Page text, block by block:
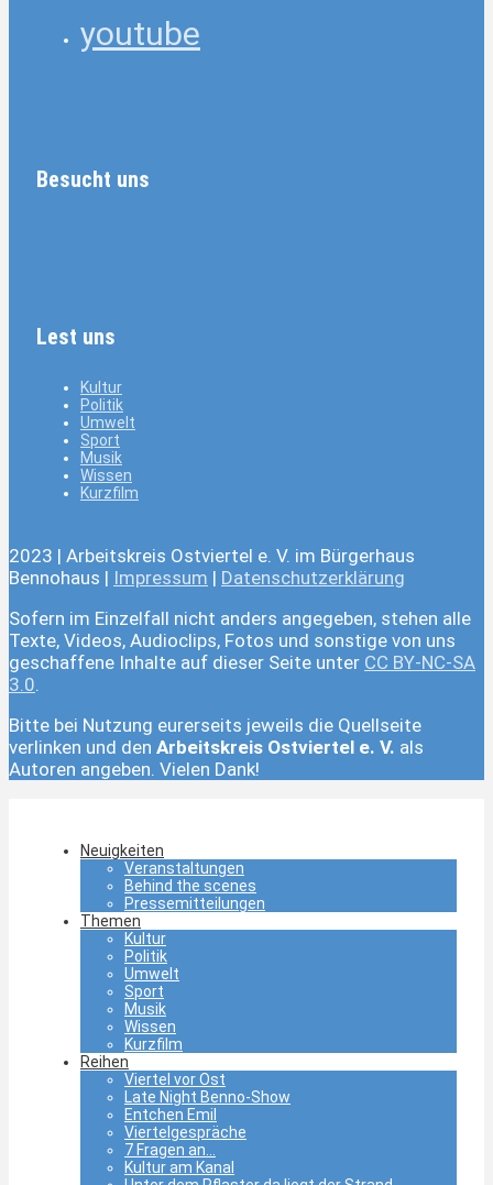
youtube
Besucht uns
Lest uns
Kultur
Politik
Umwelt
Sport
Musik
Wissen
Kurzfilm
2023 | Arbeitskreis Ostviertel e. V. im Bürgerhaus
Bennohaus | Impressum | Datenschutzerklärung
Sofern im Einzelfall nicht anders angegeben, stehen alle
Texte, Videos, Audioclips, Fotos und sonstige von uns
geschaffene Inhalte auf dieser Seite unter CC BY-NC-SA
3.0.
Bitte bei Nutzung eurerseits jeweils die Quellseite
verlinken und den Arbeitskreis Ostviertel e. V. als
Autoren angeben. Vielen Dank!
Neuigkeiten
Veranstaltungen
Behind the scenes
Pressemitteilungen
Themen
Kultur
Politik
Umwelt
Sport
Musik
Wissen
Kurzfilm
Reihen
Viertel vor Ost
Late Night Benno-Show
Entchen Emil
Viertelgespräche
7 Fragen an…
Kultur am Kanal